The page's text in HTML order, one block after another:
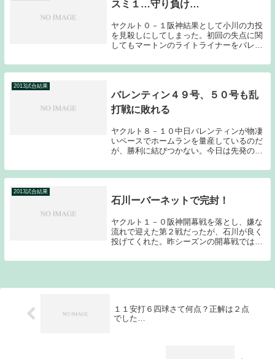
スミ１…守り負け…
ヤクルト０－１阪神結果として小川の力投
を見殺しにしてしまった。初回の失点に関
してもマートンのライトライナーをバレン
たいなかった。これで３連敗となったのだ
が、いずれも１点差のゲームであり、非常
2013試合結果
バレンティン４９号、５０号も乱
打戦に敗れる
ヤクルト８－１０中日バレンティンが物凄
いペースでホームランを量産しているのだ
が、勝利に結びつかない。今日は先発の古
が出来なかった。いよいよバレンティンの
ホームラン記録しか注目されない状況にな
2013試合結果
石川ーバーネットで完封！
ヤクルト１－０阪神開幕戦を落とし、嫌な
流れで迎えた第２戦だったが、石川が良く
投げてくれた。昨シーズンの開幕戦ではあ
てくれたが、今日も援護点が初回の１回だ
１１安打６四球さて何点？正解は２点
でした…